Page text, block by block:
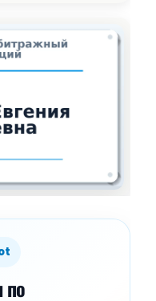
по